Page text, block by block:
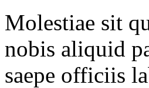
Molestiae sit
nobis aliquid
saepe officiis